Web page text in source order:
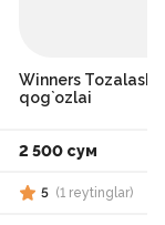
Winners Tozalash
qog`ozlai
2 500 сум
5 (1 reytinglar)